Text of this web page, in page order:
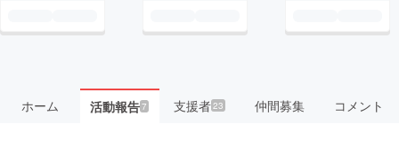
ホーム 活動報告7 支援者23 仲間募集 コメント